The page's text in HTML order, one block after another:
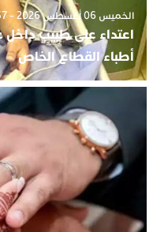
الخميس 06 أغسطس 2026 - 5:57
اعتداء على طبيب
أطباء القطاع الخاص